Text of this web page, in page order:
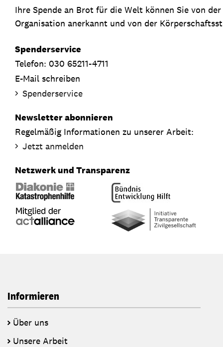
Ihre Spende an Brot für die Welt können Sie von
Organisation anerkannt und von der
Spenderservice
Telefon: 030 65211-4711
E-Mail schreiben
Spenderservice
Newsletter abonnieren
Regelmäßig Informationen zu unserer Arbeit:
Jetzt anmelden
Netzwerk und Transparenz
Informieren
Über uns
Unsere Arbeit